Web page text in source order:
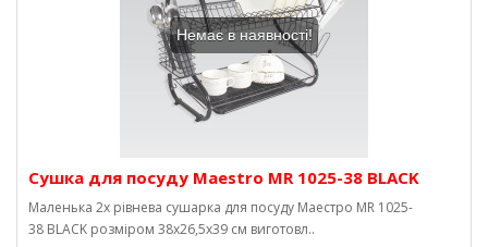
Немає в наявності!
Сушка для посуду Maestro MR 1025-38 BLACK
Маленька 2х рівнева сушарка для посуду Маестро MR 1025-
38 BLACK розміром 38х26,5х39 см виготовл..